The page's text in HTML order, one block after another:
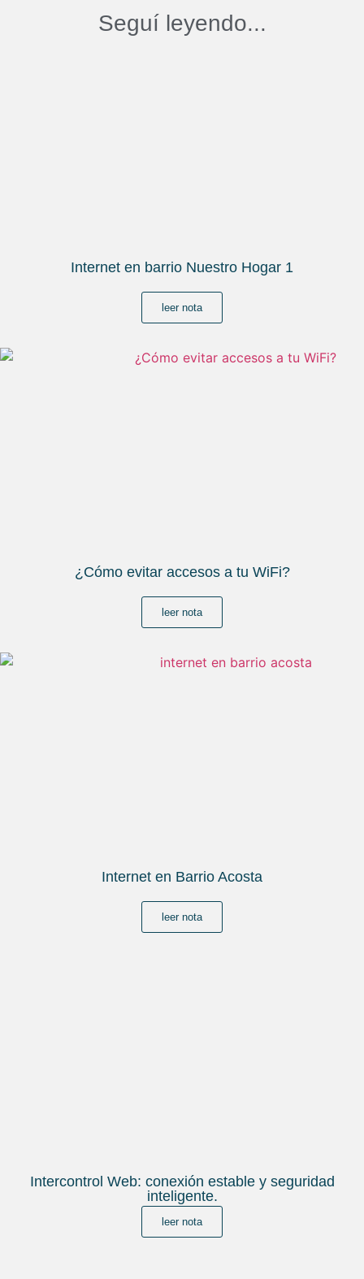
Seguí leyendo...
Internet en barrio Nuestro Hogar 1
leer nota
¿Cómo evitar accesos a tu WiFi?
leer nota
Internet en Barrio Acosta
leer nota
Intercontrol Web: conexión estable y seguridad
inteligente.
leer nota